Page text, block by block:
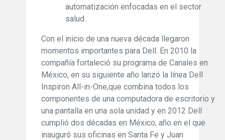
automatización enfocadas en el sector
salud.
Con el inicio de una nueva década llegaron
momentos importantes para Dell. En 2010 la
compañía fortaleció su programa de Canales en
México, en su siguiente año lanzó la línea Dell
Inspiron All-in-One,que combina todos los
componentes de una computadora de escritorio y
una pantalla en una sola unidad y en 2012 Dell
cumplió dos décadas en México, año en el que
inauguró sus oficinas en Santa Fe y Juan